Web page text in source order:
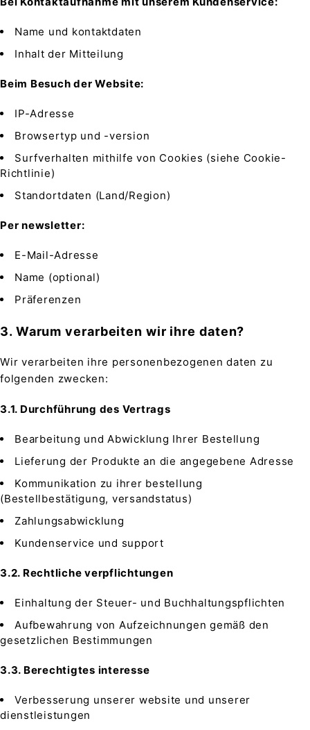
Name und kontaktdaten
Inhalt der Mitteilung
Beim Besuch der Website:
IP-Adresse
Browsertyp und -version
Surfverhalten mithilfe von Cookies (siehe Cookie-
Richtlinie)
Standortdaten (Land/Region)
Per newsletter:
E-Mail-Adresse
Name (optional)
Präferenzen
3. Warum verarbeiten wir ihre daten?
Wir verarbeiten ihre personenbezogenen daten zu
folgenden zwecken:
3.1. Durchführung des Vertrags
Bearbeitung und Abwicklung Ihrer Bestellung
Lieferung der Produkte an die angegebene Adresse
Kommunikation zu ihrer bestellung
(Bestellbestätigung, versandstatus)
Zahlungsabwicklung
Kundenservice und support
3.2. Rechtliche verpflichtungen
Einhaltung der Steuer- und Buchhaltungspflichten
Aufbewahrung von Aufzeichnungen gemäß den
gesetzlichen Bestimmungen
3.3. Berechtigtes interesse
Verbesserung unserer website und unserer
dienstleistungen